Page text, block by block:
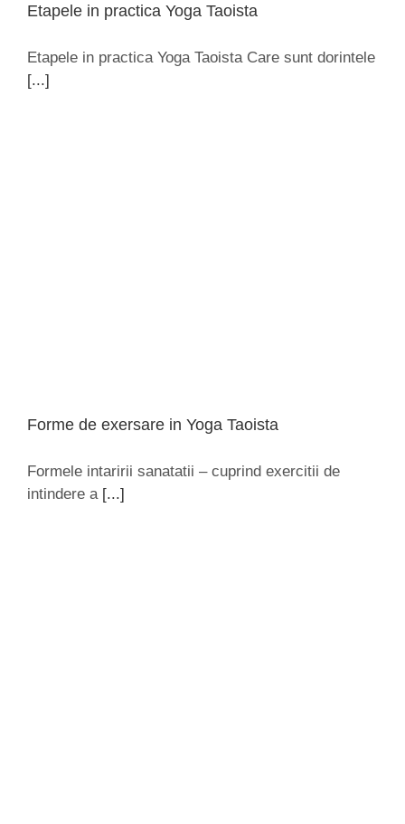
Etapele in practica Yoga Taoista
Etapele in practica Yoga Taoista Care sunt dorintele
[...]
Forme de exersare in Yoga Taoista
Formele intaririi sanatatii – cuprind exercitii de
intindere a [...]